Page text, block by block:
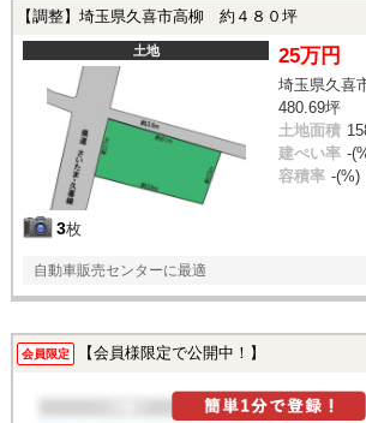
【調整】埼玉県久喜市高柳 約４８０坪
土地
3枚
25万円
埼玉県久喜
480.69坪
土地面積
建ぺい率 -
容積率 -(%)
自動車販売センターに最適
会員限定 【会員様限定で公開中！】